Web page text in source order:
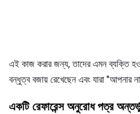
এই কাজ করার জন্য, তাদের এমন ব্যক্তি
বন্ধুত্ব বজায় রেখেছেন এবং যারা "আপনার
একটি রেফারেন্স অনুরোধ পত্র